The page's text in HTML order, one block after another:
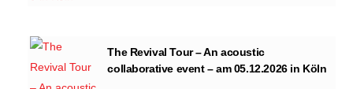
The Revival Tour – An acoustic
collaborative event – am 05.12.2026 in Köln